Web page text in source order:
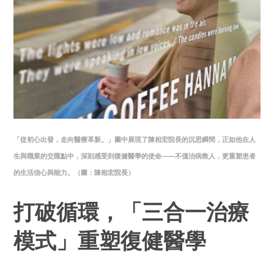
「從初心出發，走向醫療革新。」圖中展現了陳相宏院長的沉思瞬間，正如他在人
生與職業的交匯點中，深刻感受到復健醫學的使命——不僅治病救人，更重塑患者
的生活信心與能力。（圖：陳相宏院長）
打破循環，「三合一治療
模式」重塑復健醫學